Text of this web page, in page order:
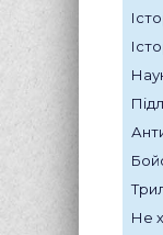
Не